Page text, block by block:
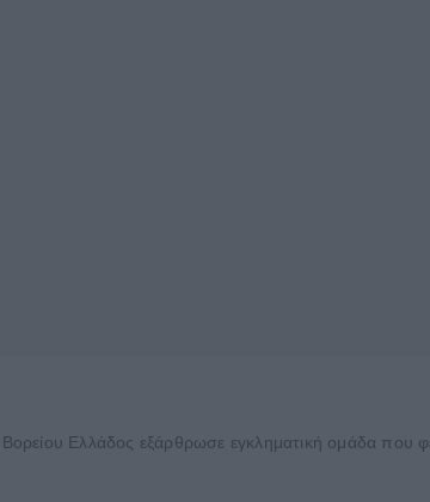
Ελλάδος εξάρθρωσε εγκληματική ομάδα που